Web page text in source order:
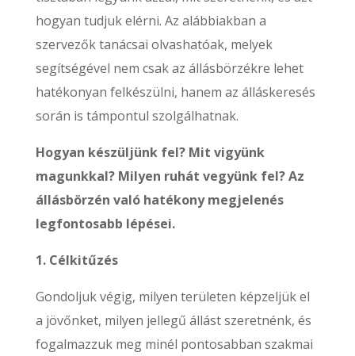
hogyan tudjuk elérni. Az alábbiakban a
szervezők tanácsai olvashatóak, melyek
segítségével nem csak az állásbörzékre lehet
hatékonyan felkészülni, hanem az álláskeresés
során is támpontul szolgálhatnak.
Hogyan készüljünk fel? Mit vigyünk
magunkkal? Milyen ruhát vegyünk fel? Az
állásbörzén való hatékony megjelenés
legfontosabb lépései.
1. Célkitűzés
Gondoljuk végig, milyen területen képzeljük el
a jövőnket, milyen jellegű állást szeretnénk, és
fogalmazzuk meg minél pontosabban szakmai